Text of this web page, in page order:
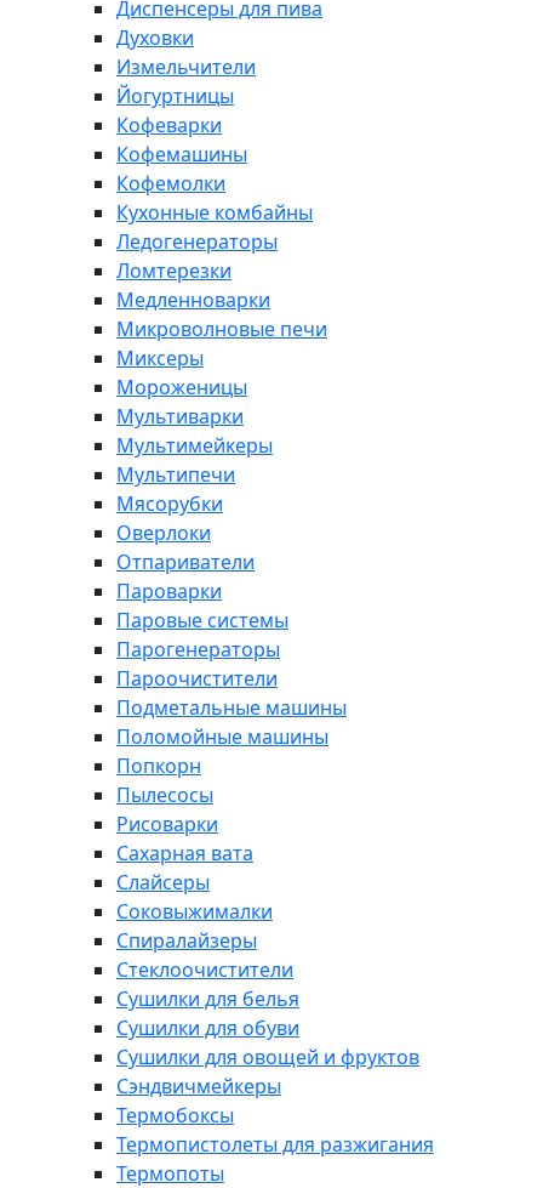
Диспенсеры для пива
Духовки
Измельчители
Йогуртницы
Кофеварки
Кофемашины
Кофемолки
Кухонные комбайны
Ледогенераторы
Ломтерезки
Медленноварки
Микроволновые печи
Миксеры
Мороженицы
Мультиварки
Мультимейкеры
Мультипечи
Мясорубки
Оверлоки
Отпариватели
Пароварки
Паровые системы
Парогенераторы
Пароочистители
Подметальные машины
Поломойные машины
Попкорн
Пылесосы
Рисоварки
Сахарная вата
Слайсеры
Соковыжималки
Спиралайзеры
Стеклоочистители
Сушилки для белья
Сушилки для обуви
Сушилки для овощей и фруктов
Сэндвичмейкеры
Термобоксы
Термопистолеты для разжигания
Термопоты